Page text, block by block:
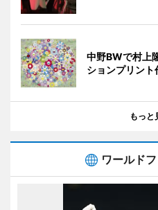
中野BWで村上
ションプリント
もっと
ワールド